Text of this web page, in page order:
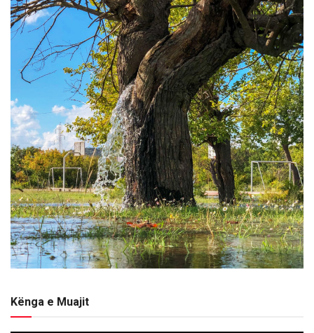
Kënga e Muajit